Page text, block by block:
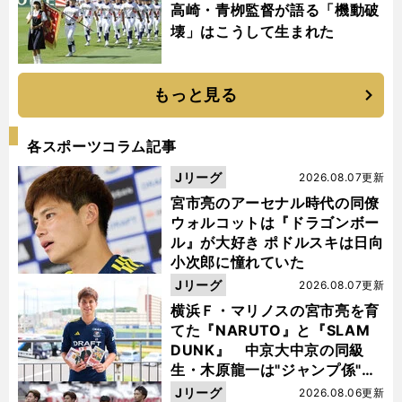
高崎・青栁監督が語る「機動破
壊」はこうして生まれた
もっと見る
各スポーツコラム記事
宮市亮のアーセナル時代の同僚
ウォルコットは『ドラゴンボー
ル』が大好き ポドルスキは日向
小次郎に憧れていた
2026.08.07更新
Jリーグ
横浜Ｆ・マリノスの宮市亮を育
てた『NARUTO』と『SLAM
DUNK』 中京大中京の同級
生・木原龍一は"ジャンプ係"だ
った
2026.08.07更新
Jリーグ
2026.08.06更新
Jリーグ